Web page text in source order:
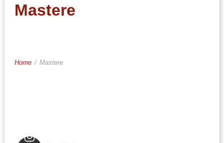
Mastere
Home / Mastere